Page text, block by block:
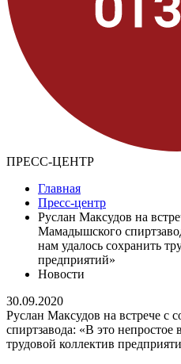
ПРЕСС-ЦЕНТР
Главная
Пресс-центр
Руслан Максудов на
Мамадышского
нам удалось сохранить
предприятий»
Новости
30.09.2020
Руслан Максудов на встрече с
спиртзавода: «В это непростое
трудовой коллектив